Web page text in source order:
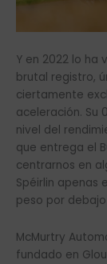
Y en 2022 lo ha
brutal registro,
ciertamente
aceleración. Su
nivel del
que entrega el
centrarnos en
Spéirlin apenas
peso por debajo
McMurtry
fundado en